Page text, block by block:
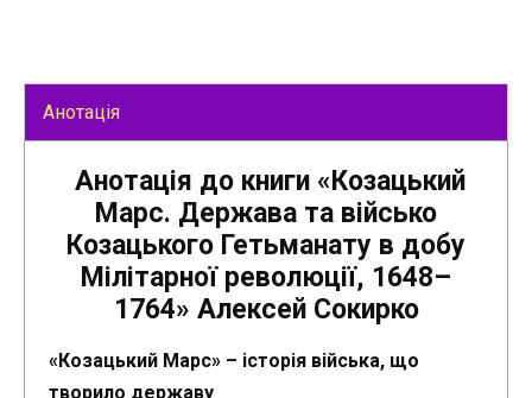
Анотація
Анотація до книги «Козацький
Марс. Держава та військо
Козацького Гетьманату в добу
Мілітарної революції, 1648–
1764» Алексей Сокирко
«Козацький Марс» – історія війська, що
творило державу